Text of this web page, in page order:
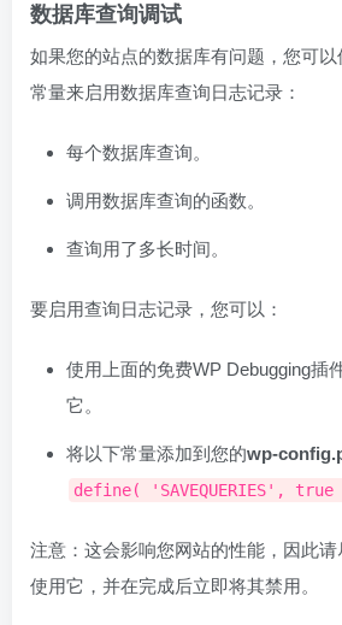
数据库查询调试
如果您的站点的数据库有问题，您可以
常量来启用数据库查询日志记录：
每个数据库查询。
调用数据库查询的函数。
查询用了多长时间。
要启用查询日志记录，您可以：
使用上面的免费WP Debugging插
它。
将以下常量添加到您的wp-
define( 'SAVEQUERIES',
注意：这会影响您网站的性能，因此
使用它，并在完成后立即将其禁用。